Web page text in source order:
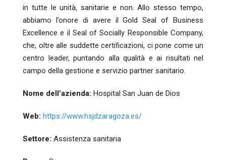
in tutte le unità, sanitarie e non. Allo stesso tempo,
abbiamo l’onore di avere il Gold Seal of Business
Excellence e il Seal of Socially Responsible Company,
che, oltre alle suddette certificazioni, ci pone come un
centro leader, puntando alla qualità e ai risultati nel
campo della gestione e servizio partner sanitario.
Nome dell’azienda: Hospital San Juan de Dios
Web: https://www.hsjdzaragoza.es/
Settore: Assistenza sanitaria